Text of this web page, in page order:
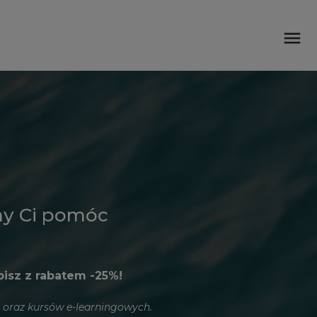
menu
Ci pomóc
z rabatem -25%!
kursów e-learningowych.